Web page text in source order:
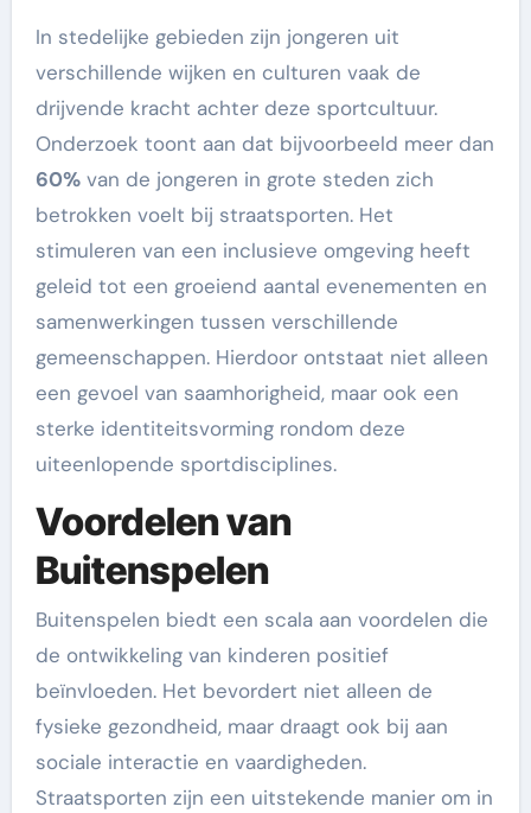
In stedelijke gebieden zijn jongeren uit
verschillende wijken en culturen vaak de
drijvende kracht achter deze sportcultuur.
Onderzoek toont aan dat bijvoorbeeld meer dan
60%van de jongeren in grote steden zich
betrokken voelt bij straatsporten. Het
stimuleren van een inclusieve omgeving heeft
geleid tot een groeiend aantal evenementen en
samenwerkingen tussen verschillende
gemeenschappen. Hierdoor ontstaat niet alleen
een gevoel van saamhorigheid, maar ook een
sterke identiteitsvorming rondom deze
uiteenlopende sportdisciplines.
Voordelen van
Buitenspelen
Buitenspelen biedt een scala aan voordelen die
de ontwikkeling van kinderen positief
beïnvloeden. Het bevordert niet alleen de
fysieke gezondheid, maar draagt ook bij aan
sociale interactie en vaardigheden.
Straatsporten zijn een uitstekende manier om in